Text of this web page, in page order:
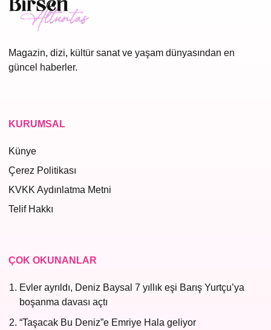
Magazin, dizi, kültür sanat ve yaşam dünyasından en
güncel haberler.
KURUMSAL
Künye
Çerez Politikası
KVKK Aydınlatma Metni
Telif Hakkı
ÇOK OKUNANLAR
Evler ayrıldı, Deniz Baysal 7 yıllık eşi Barış Yurtçu’ya
boşanma davası açtı
“Taşacak Bu Deniz”e Emriye Hala geliyor